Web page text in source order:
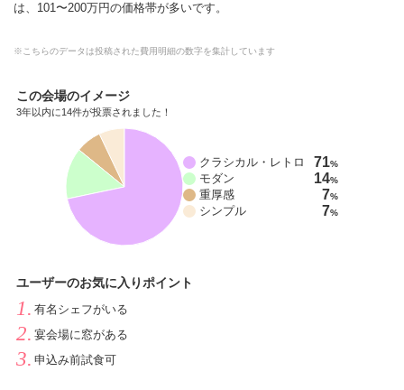
は、101〜200万円の価格帯が多いです。
※こちらのデータは投稿された費用明細の数字を集計しています
この会場のイメージ
3年以内に14件が投票されました！
クラシカル・レトロ 71%
モダン 14%
重厚感 7%
シンプル 7%
ユーザーのお気に入りポイント
有名シェフがいる
宴会場に窓がある
申込み前試食可